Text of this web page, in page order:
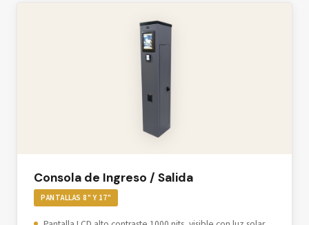
Consola de Ingreso / Salida
PANTALLAS 8" Y 17"